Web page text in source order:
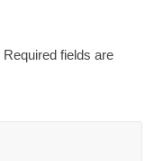
Required fields are